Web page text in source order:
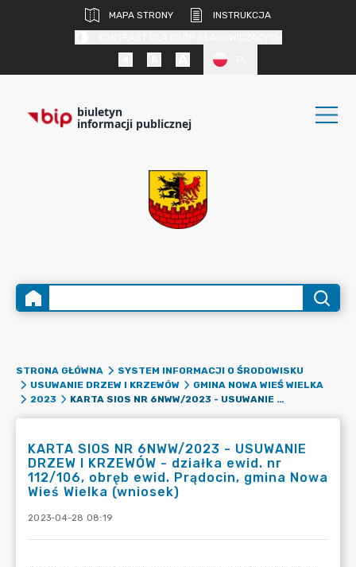
MAPA STRONY
INSTRUKCJA
biuletyn
informacji publicznej
STRONA GŁÓWNA
SYSTEM INFORMACJI O ŚRODOWISKU
USUWANIE DRZEW I KRZEWÓW
GMINA NOWA WIEŚ WIELKA
2023
KARTA SIOS NR 6NWW/2023 - USUWANIE DRZEW I KRZEWÓW - DZIAŁKA EWID. NR 112/106, OBRĘB EWID. PRĄDOCIN, GMINA NOWA WIEŚ WIELKA (WNIOSEK)
KARTA SIOS NR 6NWW/2023 - USUWANIE
DRZEW I KRZEWÓW - działka ewid. nr
112/106, obręb ewid. Prądocin, gmina Nowa
Wieś Wielka (wniosek)
2023-04-28 08:19